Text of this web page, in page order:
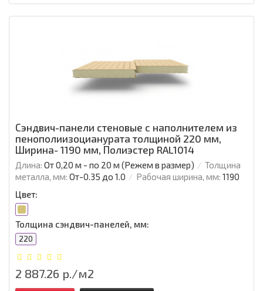
Сэндвич-панели стеновые с наполнителем из
пенополиизоцианурата толщиной 220 мм,
Ширина- 1190 мм, Полиэстер RAL1014
Длина: От 0,20 м - по 20 м (Режем в размер)
Толщина
металла, мм: От-0.35 до 1.0 Рабочая ширина, мм: 1190
Цвет:
Толщина сэндвич-панелей, мм:
220
2 887.26 р./м2